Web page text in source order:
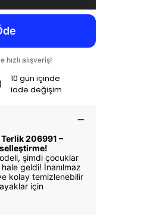
10 gün içinde
iade değişim
206991 –
şimdi çocuklar
geldi! İnanılmaz
kolay temizlenebilir
için